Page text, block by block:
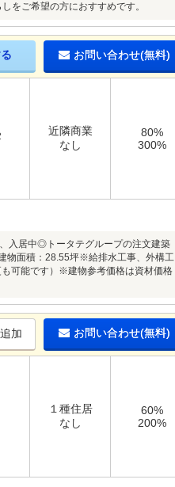
をご希望の方におすすめです。
お問い合わせ(無料)
近隣商業
なし
80%
300%
入居中◎トータテグループの注文建築
物面積：28.55坪※給排水工事、外構工
可能です）※建物参考価格は資材価格
加 お問い合わせ(無料)
１種住居
なし
60%
200%